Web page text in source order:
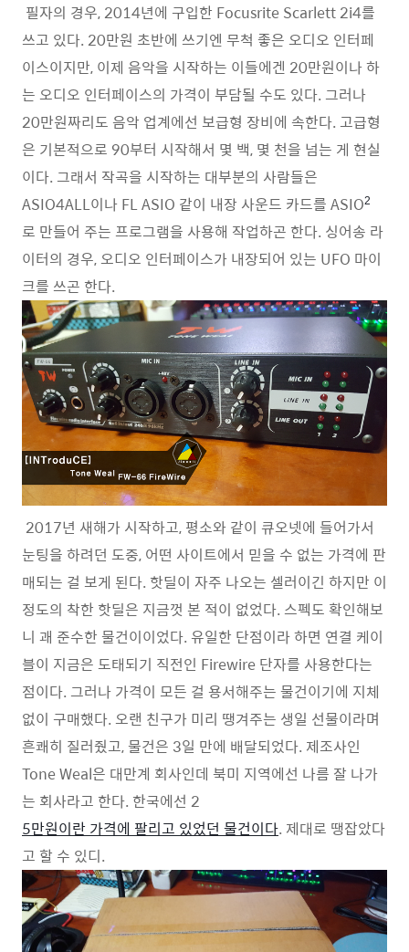
필자의 경우, 2014년에 구입한 Focusrite Scarlett 2i4를
쓰고 있다. 20만원 초반에 쓰기엔 무척 좋은 오디오 인터페
이스이지만, 이제 음악을 시작하는 이들에겐 20만원이나 하
는 오디오 인터페이스의 가격이 부담될 수도 있다. 그러나
20만원짜리도 음악 업계에선 보급형 장비에 속한다. 고급형
은 기본적으로 90부터 시작해서 몇 백, 몇 천을 넘는 게 현실
이다. 그래서 작곡을 시작하는 대부분의 사람들은
ASIO4ALL이나 FL ASIO 같이 내장 사운드 카드를 ASIO2
로 만들어 주는 프로그램을 사용해 작업하곤 한다. 싱어송 라
이터의 경우, 오디오 인터페이스가 내장되어 있는 UFO 마이
크를 쓰곤 한다.
2017년 새해가 시작하고, 평소와 같이 큐오넷에 들어가서
눈팅을 하려던 도중, 어떤 사이트에서 믿을 수 없는 가격에 판
매되는 걸 보게 된다. 핫딜이 자주 나오는 셀러이긴 하지만 이
정도의 착한 핫딜은 지금껏 본 적이 없었다. 스펙도 확인해보
니 괘 준수한 물건이이었다. 유일한 단점이라 하면 연결 케이
블이 지금은 도태되기 직전인 Firewire 단자를 사용한다는
점이다. 그러나 가격이 모든 걸 용서해주는 물건이기에 지체
없이 구매했다. 오랜 친구가 미리 땡겨주는 생일 선물이라며
흔쾌히 질러줬고, 물건은 3일 만에 배달되었다. 제조사인
Tone Weal은 대만계 회사인데 북미 지역에선 나름 잘 나가
는 회사라고 한다. 한국에선 2
5만원이란 가격에 팔리고 있었던 물건이다. 제대로 땡잡았다
고 할 수 있디.